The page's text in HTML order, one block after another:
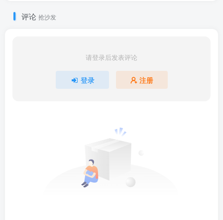
评论 抢沙发
请登录后发表评论
登录 注册